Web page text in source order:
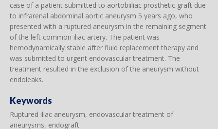
case of a patient submitted to aortobiiliac prosthetic graft due
to infrarenal abdominal aortic aneurysm 5 years ago, who
presented with a ruptured aneurysm in the remaining segment
of the left common iliac artery. The patient was
hemodynamically stable after fluid replacement therapy and
was submitted to urgent endovascular treatment. The
treatment resulted in the exclusion of the aneurysm without
endoleaks.
Keywords
Ruptured iliac aneurysm, endovascular treatment of
aneurysms, endograft